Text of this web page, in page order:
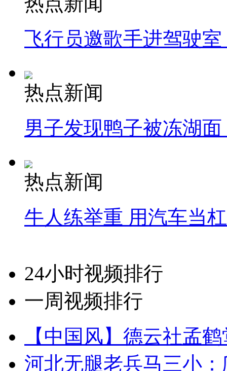
飞行员邀歌手进驾驶
热点新闻
男子发现鸭子被冻湖
热点新闻
牛人练举重 用汽车当
24小时视频排行
一周视频排行
【中国风】德云社孟
河北无腿老兵马三小